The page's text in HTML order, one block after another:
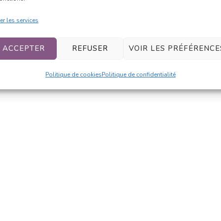
les services
ACCEPTER REFUSER VOIR LES
Politique de cookiesPolitique de confidentialité